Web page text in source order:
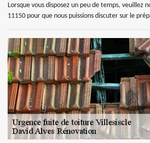
Lorsque vous disposez un peu de temps, veuillez
11150 pour que nous puissions discuter sur le